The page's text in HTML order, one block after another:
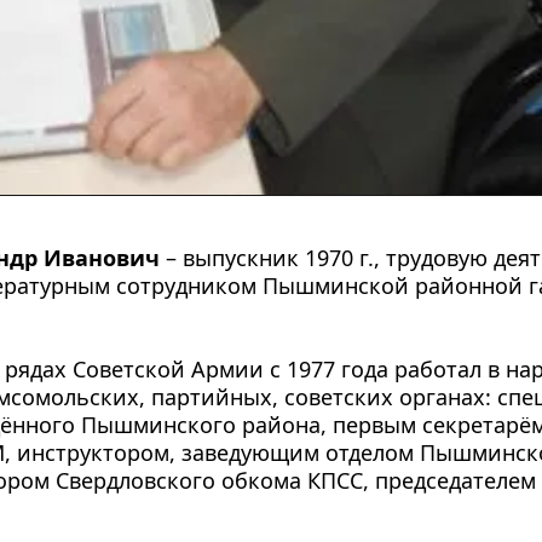
Иванович – выпускник 1970 г., трудовую
сотрудником Пышминской районной
Советской Армии с 1977 года работал в
партийных, советских органах:
Пышминского района, первым
инструктором, заведующим отделом
Свердловского обкома КПСС,